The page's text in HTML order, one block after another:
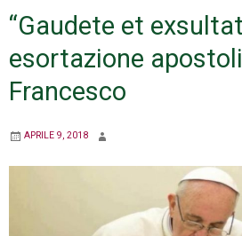
“Gaudete et
esortazione
Francesco
APRILE 9, 2018